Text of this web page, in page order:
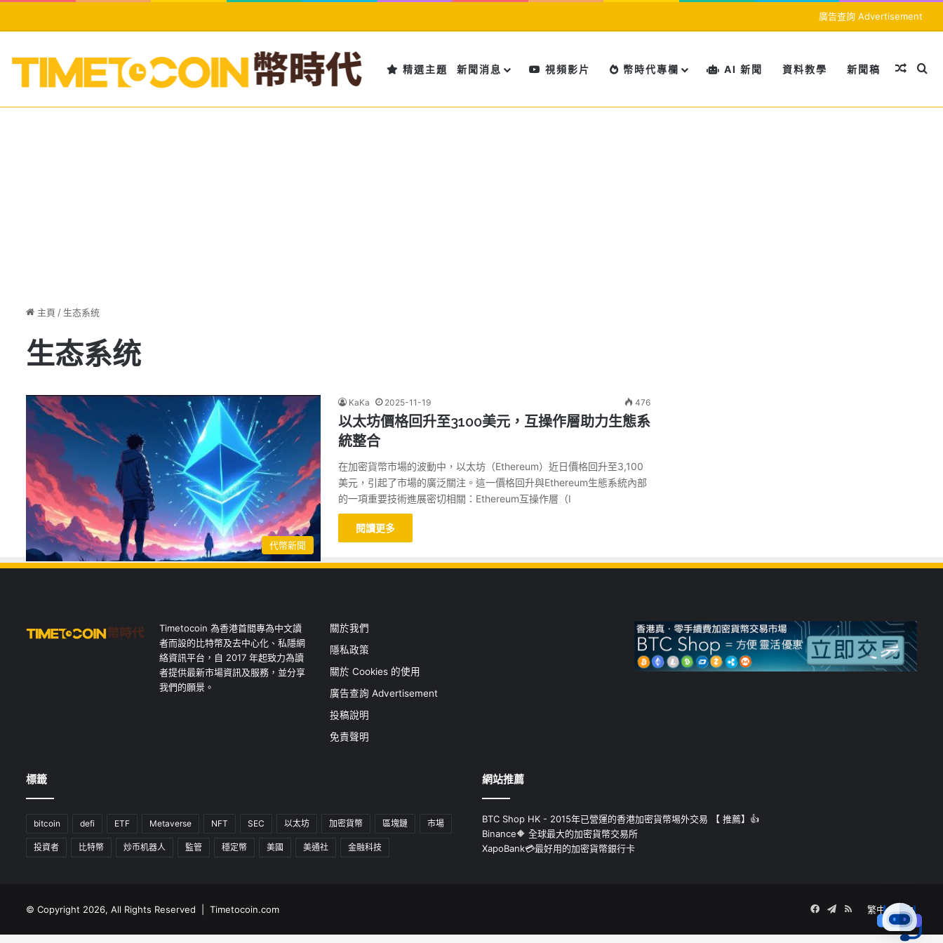
廣告查詢 Advertisement
精選主題 新聞消息 視頻影片 幣時代專欄 AI 新聞 資料教學 新聞稿 隨機文
搜
主頁 / 生态系统
生态系统
代幣新聞
KaKa 2025-11-19 476
以太坊價格回升至3100美元，互操作層助力生態系
統整合
在加密貨幣市場的波動中，以太坊（Ethereum）近日價格回升至3,100
美元，引起了市場的廣泛關注。這一價格回升與Ethereum生態系統內部
的一項重要技術進展密切相關：Ethereum互操作層（I
閱讀更多
Timetocoin 為香港首間專為中文讀
者而設的比特幣及去中心化、私隱網
絡資訊平台，自 2017 年起致力為讀
者提供最新市場資訊及服務，並分享
我們的願景。
關於我們
隱私政策
關於 Cookies 的使用
廣告查詢 Advertisement
投稿說明
免責聲明
標籤
bitcoin defi ETF Metaverse NFT SEC 以太坊 加密貨幣 區塊鏈 市場
投資者 比特幣 炒币机器人 監管 穩定幣 美國 美通社 金融科技
網站推薦
BTC Shop HK - 2015年已營運的香港加密貨幣埸外交易 【 推薦】👍
Binance🔶 全球最大的加密貨幣交易所
XapoBank💳最好用的加密貨幣銀行卡
© Copyright 2026, All Rights Reserved | Timetocoin.com 繁中 簡中
Facebook
Telegram
RSS